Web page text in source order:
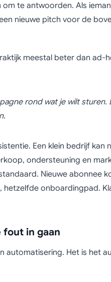
te antwoorden. Als
nieuwe pitch voor de
meestal beter dan ad-
rond wat je wilt sturen.
Een klein bedrijf kan
ondersteuning en
Nieuwe abonnee
onboardingpad.
fout in gaan
automatisering. Het is het